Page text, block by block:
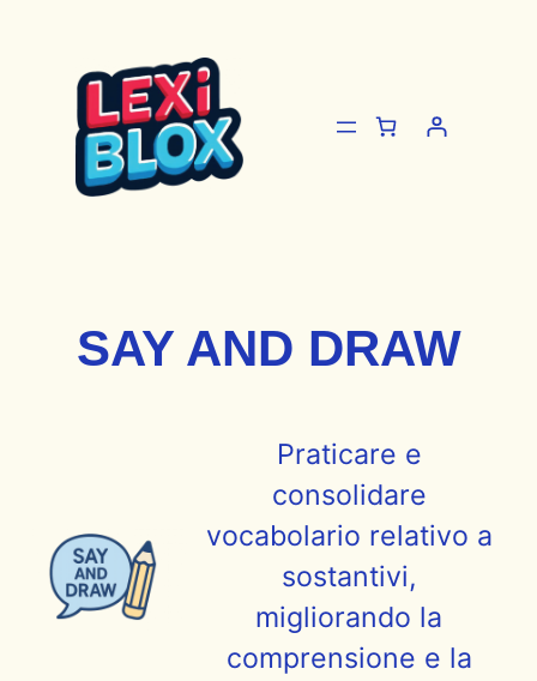
contenuto
SAY AND DRAW
Praticare e
consolidare
vocabolario relativo a
sostantivi,
migliorando la
comprensione e la